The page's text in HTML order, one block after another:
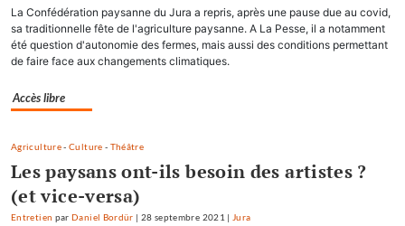
La Confédération paysanne du Jura a repris, après une pause due au covid,
sa traditionnelle fête de l'agriculture paysanne. A La Pesse, il a notamment
été question d'autonomie des fermes, mais aussi des conditions permettant
de faire face aux changements climatiques.
Accès libre
Agriculture-Culture - Théâtre
Les paysans ont-ils besoin des artistes ?
(et vice-versa)
Entretien par Daniel Bordür 28 septembre 2021|Jura